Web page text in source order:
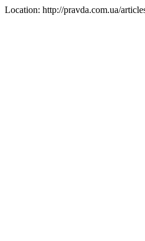
Location: http://pravda.com.ua/